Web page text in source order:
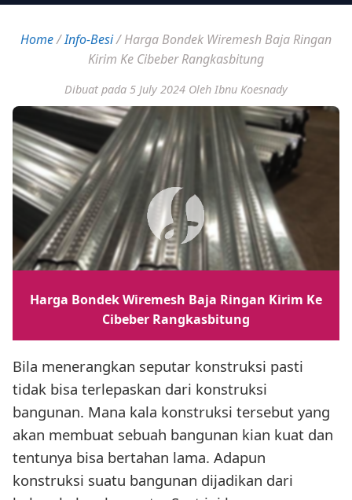
Home/Info-Besi/Harga Bondek Wiremesh Baja Ringan
Kirim Ke Cibeber Rangkasbitung
Dibuat pada 5 July 2024 Oleh Ibnu Koesnady
Harga Bondek Wiremesh Baja Ringan Kirim Ke
Cibeber Rangkasbitung
Bila menerangkan seputar konstruksi pasti
tidak bisa terlepaskan dari konstruksi
bangunan. Mana kala konstruksi tersebut yang
akan membuat sebuah bangunan kian kuat dan
tentunya bisa bertahan lama. Adapun
konstruksi suatu bangunan dijadikan dari